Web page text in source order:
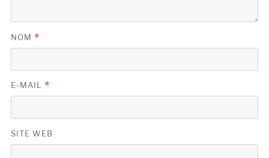
NOM *
E-MAIL *
SITE WEB